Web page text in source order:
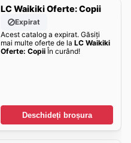
LC Waikiki Oferte: Copii
Expirat
Acest catalog a expirat. Găsiți
mai multe oferte de la LC Waikiki
Oferte: CopiiÎn curând!
Deschideți broșura